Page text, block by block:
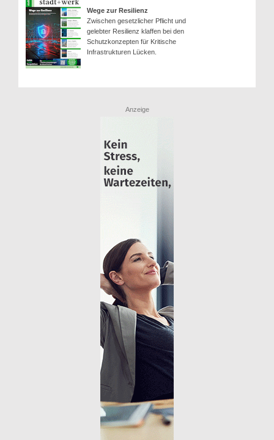
Wege zur Resilienz
Zwischen gesetzlicher Pflicht und
gelebter Resilienz klaffen bei den
Schutzkonzepten für Kritische
Infrastrukturen Lücken.
Anzeige